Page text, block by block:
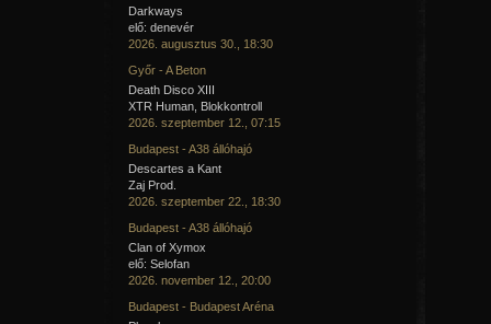
Darkways
elő: denevér
2026. augusztus 30., 18:30
Győr - A Beton
Death Disco XIII
XTR Human, Blokkontroll
2026. szeptember 12., 07:15
Budapest - A38 állóhajó
Descartes a Kant
Zaj Prod.
2026. szeptember 22., 18:30
Budapest - A38 állóhajó
Clan of Xymox
elő: Selofan
2026. november 12., 20:00
Budapest - Budapest Aréna